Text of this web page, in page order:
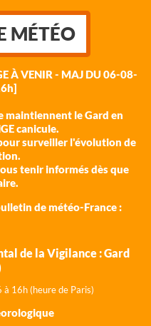
MÉTÉO
À VENIR - MAJ DU 06-08-
maintiennent le Gard en
canicule.
surveiller l'évolution de
tenir informés dès que
de météo-France :
de la Vigilance : Gard
à 16h (heure de Paris)